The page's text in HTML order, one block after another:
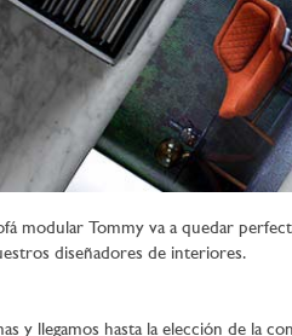
modular Tommy va a quedar
diseñadores de interiores.
y llegamos hasta la elección de la